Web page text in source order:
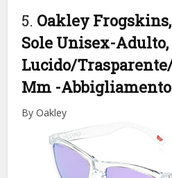
5. Oakley
Sole Unisex-Adulto,
Lucido/
Mm -Abbigliamento
By Oakley